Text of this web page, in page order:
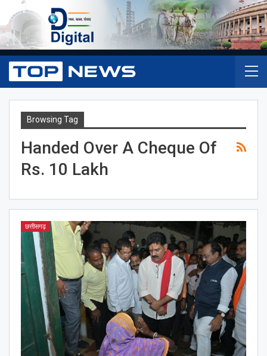
Browsing Tag
Handed Over A Cheque Of
Rs. 10 Lakh
छत्तीसगढ़